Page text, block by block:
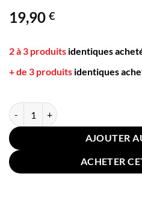
5 basé sur
notation
19,90 €
2 à 3 produits identiques
+ de 3 produits identiques
quantité de 2 Taies D'oreiller
AJOUTER
ACHETER